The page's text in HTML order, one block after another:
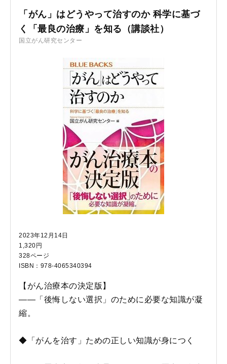
「がん」はどうやって治すのか 科学に基づ
く「最良の治療」を知る（講談社）
国立がん研究センター
2023年12月14日
1,320円
328ページ
ISBN：978-4065340394
【がん治療本の決定版】
――「後悔しない選択」のために必要な知識が凝
縮。
◆「がんを治す」ための正しい知識が身につく